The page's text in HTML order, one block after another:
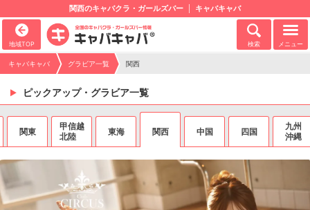
関西のキャバクラ・ガールズバー キャバキャバ
地域TOP 検索 メニュー
キャバキャバ グラビア一覧 関西
ピックアップ・グラビア一覧
関東
甲信越
北陸
東海 関西 中国 四国
九州
沖縄